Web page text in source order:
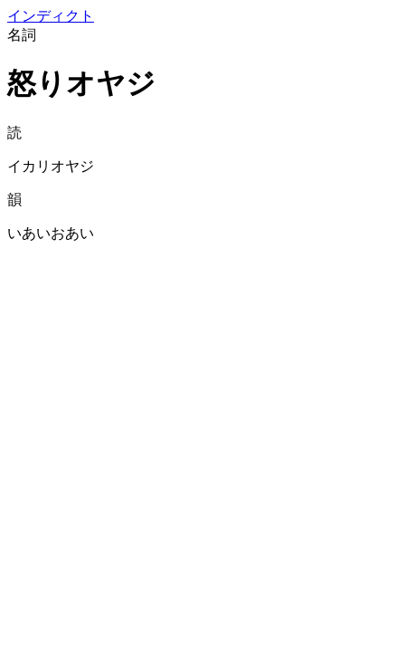
インディクト
名詞
怒りオヤジ
読
イカリオヤジ
韻
いあいおあい